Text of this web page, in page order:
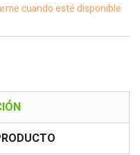
cuando esté disponible